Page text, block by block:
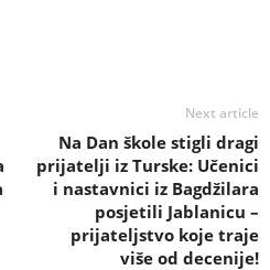
Next article
Na Dan škole stigli dragi
prijatelji iz Turske: Učenici
i nastavnici iz Bagdžilara
posjetili Jablanicu –
prijateljstvo koje traje
više od decenije!